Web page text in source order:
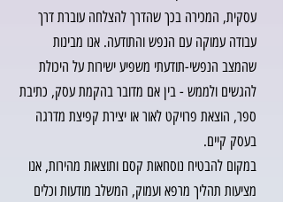
עסקית, המכירה בכך שהדרך להצלחה עוברת דרך
עבודה עמוקה עם הנפש והתודעה. אנו מבינות
שהמצב הנפשי-תודעתי משפיע ישירות על היכולת
להגשים ולממש - בין אם מדובר בהקמת עסק, כתיבת
ספר, הוצאת פרויקט לאור או יצירת קפיצת מדרגה
בעסק קיים.
במקום להבטיח נוסחאות קסם ותוצאות מהירות, אנו
מציעות תהליך מרפא ועמוק, המשלב מודעות וכלים